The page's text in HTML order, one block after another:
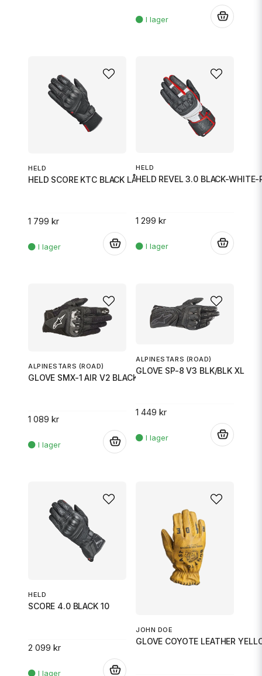
HELD
HELD SCORE KTC BLACK LÅNG 10
1 799 kr
HELD
HELD REVEL 3.0 BLACK-WHITE-
1 299 kr
ALPINESTARS (ROAD)
GLOVE SMX-1 AIR V2 BLACK M
1 089 kr
ALPINESTARS (ROAD)
GLOVE SP-8 V3 BLK/BLK XL
1 449 kr
HELD
SCORE 4.0 BLACK 10
2 099 kr
JOHN DOE
GLOVE COYOTE LEATHER